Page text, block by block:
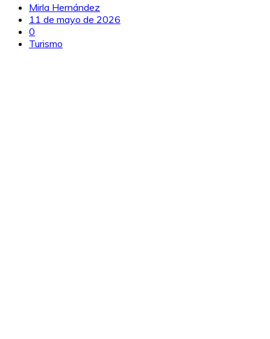
Mirla Hernández
11 de mayo de 2026
0
Turismo